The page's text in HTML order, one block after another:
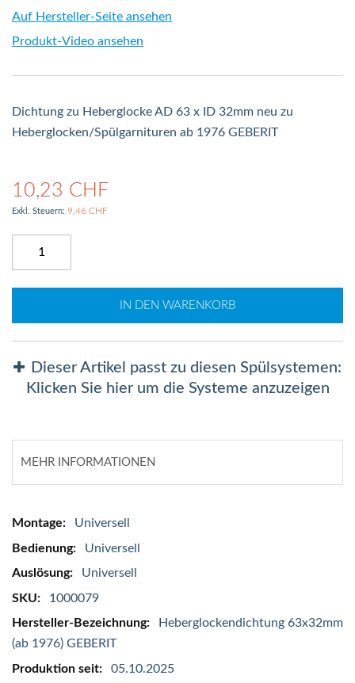
Auf Hersteller-Seite ansehen
Produkt-Video ansehen
Dichtung zu Heberglocke AD 63 x ID 32mm neu zu
Heberglocken/Spülgarnituren ab 1976 GEBERIT
10,23 CHF
9,46 CHF
IN DEN WARENKORB
Dieser Artikel passt zu diesen Spülsystemen:
Klicken Sie hier um die Systeme anzuzeigen
MEHR INFORMATIONEN
Mehr
Informationen
Universell
Universell
Universell
1000079
Heberglockendichtung 63x32mm
(ab 1976) GEBERIT
05.10.2025